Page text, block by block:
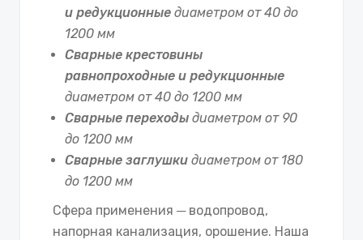
и редукционные диаметром от 40 до
1200 мм
Сварные крестовины
равнопроходные и редукционные
диаметром от 40 до 1200 мм
Сварные переходы диаметром от 90
до 1200 мм
Сварные заглушки диаметром от 180
до 1200 мм
Сфера применения ─ водопровод,
напорная канализация, орошение. Наша